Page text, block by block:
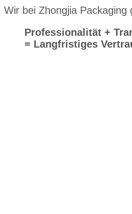
Wir bei Zhongjia Packaging
Professionalität +
= Langfristiges